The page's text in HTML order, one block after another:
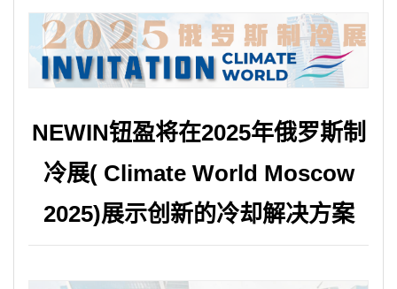
NEWIN钮盈将在2025年俄罗斯制
冷展( Climate World Moscow
2025)展示创新的冷却解决方案